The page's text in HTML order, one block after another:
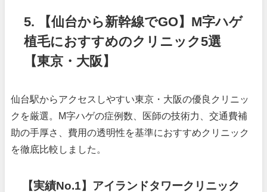
5. 【仙台から新幹線でGO】M字ハゲ
植毛におすすめのクリニック5選
【東京・大阪】
仙台駅からアクセスしやすい東京・大阪の優良クリニッ
クを厳選。M字ハゲの症例数、医師の技術力、交通費補
助の手厚さ、費用の透明性を基準におすすめクリニック
を徹底比較しました。
【実績No.1】アイランドタワークリニック